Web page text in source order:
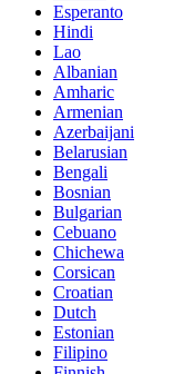
Esperanto
Hindi
Lao
Albanian
Amharic
Armenian
Azerbaijani
Belarusian
Bengali
Bosnian
Bulgarian
Cebuano
Chichewa
Corsican
Croatian
Dutch
Estonian
Filipino